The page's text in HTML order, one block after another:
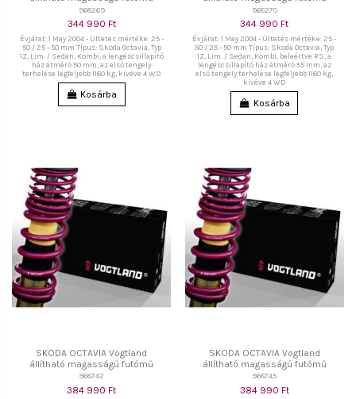
968269
344 990 Ft
Évjárat: 1 May 2004 - Ültetés mértéke: 25 -
50 / 25 - 50 mm Típus: Skoda Octavia, Typ
1Z, Lim. / Sedan, Kombi, a lengéscsillapító
ház átmérő 50 mm, az első tengely
terhelése legfeljebb 1160 kg, kivéve 4 WD
Kosárba
968270
344 990 Ft
Évjárat: 1 May 2004 - Ültetés mértéke: 25 -
50 / 25 - 50 mm Típus: Skoda Octavia, Typ
1Z, Lim. / Sedan, Kombi, beleértve RS, a
lengéscsillapító ház átmérő 55 mm, az
első tengely terhelése legfeljebb 1160 kg,
kivéve 4 WD
Kosárba
SKODA OCTAVIA Vogtland
állítható magasságú futómű
968742
384 990 Ft
SKODA OCTAVIA Vogtland
állítható magasságú futómű
968745
384 990 Ft